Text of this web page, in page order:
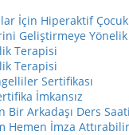
İçin Hiperaktif
Geliştirmeye
Terapisi
Terapisi
Sertifikası
İmkansız
Bir Arkadaşı Ders
Hemen İmza